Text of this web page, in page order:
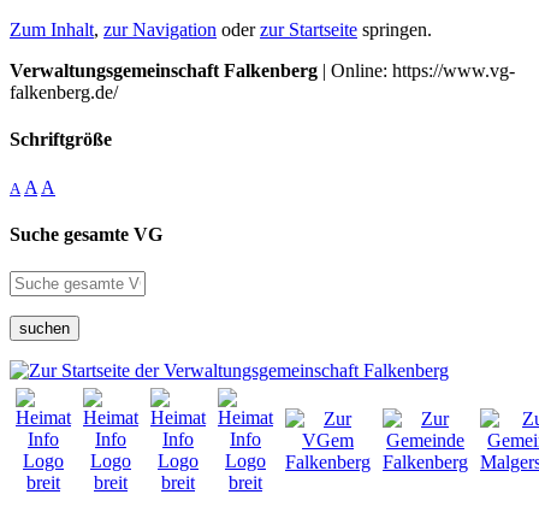
Zum Inhalt, zur Navigation oderzur Startseite springen.
Verwaltungsgemeinschaft Falkenberg | Online: https://www.vg-
falkenberg.de/
Schriftgröße
A A A
Suche gesamte VG
suchen